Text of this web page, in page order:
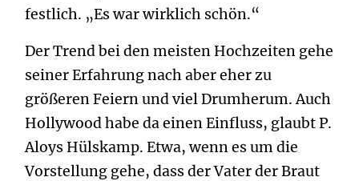
festlich. „Es war wirklich schön.“
Der Trend bei den meisten Hochzeiten gehe
seiner Erfahrung nach aber eher zu
größeren Feiern und viel Drumherum. Auch
Hollywood habe da einen Einfluss, glaubt P.
Aloys Hülskamp. Etwa, wenn es um die
Vorstellung gehe, dass der Vater der Braut